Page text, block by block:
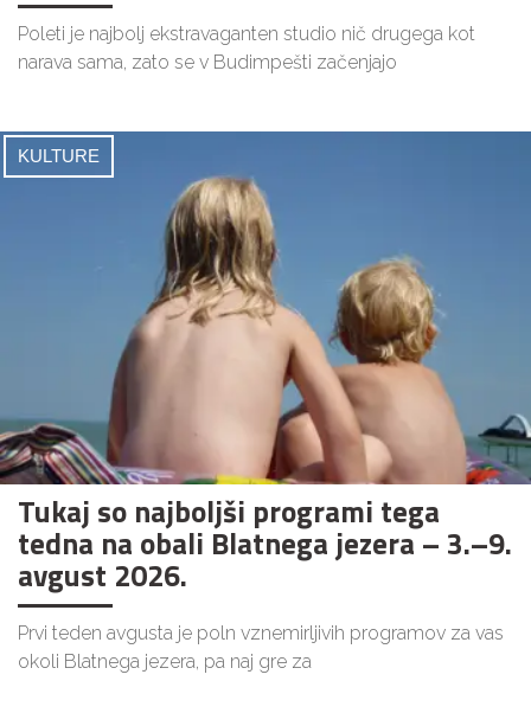
Poleti je najbolj ekstravaganten studio nič drugega kot
narava sama, zato se v Budimpešti začenjajo
KULTURE
Tukaj so najboljši programi tega
tedna na obali Blatnega jezera – 3.–9.
avgust 2026.
Prvi teden avgusta je poln vznemirljivih programov za vas
okoli Blatnega jezera, pa naj gre za